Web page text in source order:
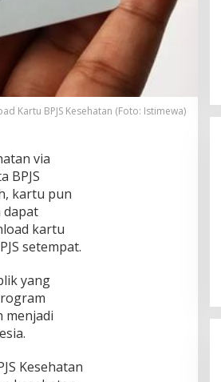
Kartu BPJS Kesehatan (Foto: Istimewa)
via
BPJS
kartu pun
dapat
kartu
setempat.
yang
menjadi
Kesehatan
Diduga Bunuh Diri di Jalur Rel
Blambangan-Pasar Senen,